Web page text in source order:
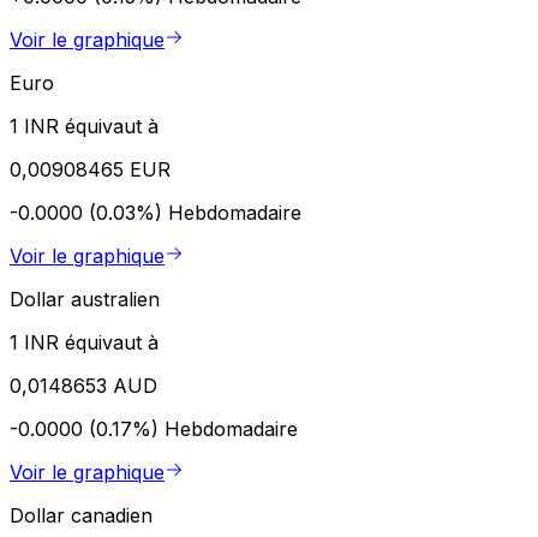
Voir le graphique
Euro
1 INR équivaut à
0,00908465 EUR
-0.0000 (0.03%) Hebdomadaire
Voir le graphique
Dollar australien
1 INR équivaut à
0,0148653 AUD
-0.0000 (0.17%) Hebdomadaire
Voir le graphique
Dollar canadien